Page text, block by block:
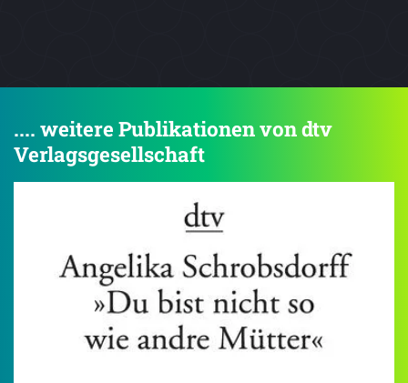
.... weitere Publikationen von dtv
Verlagsgesellschaft